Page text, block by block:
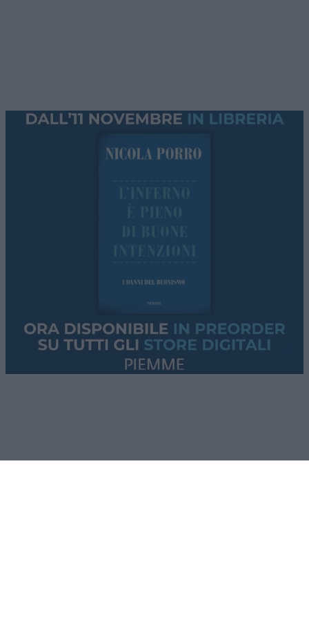
(dopo una condanna di rito) l’attentato alla
sinagoga di Bloomfield, definendolo parte dello
stesso “ciclo di violenza” assieme agli attacchi
gratuita per tutti i cittadini americani e una
patrimoniale per finanziarla
su questi punti, oltre che per la sua militanza anti-
Israele, che ha avuto il pieno appoggio dei sempre